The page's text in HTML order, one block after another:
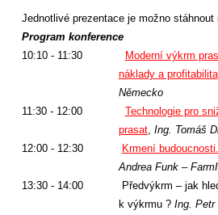
Jednotlivé prezentace je možno stáhnout
Program konference
10:10 - 11:30
Moderní výkrm
náklady a profitabilita,
Německo
11:30 - 12:00
Technologie pro
prasat, Ing. Tomáš
12:00 - 12:30
Krmení
Andrea Funk –
13:30 - 14:00
Předvýkrm – jak
k výkrmu ?Ing. Petr